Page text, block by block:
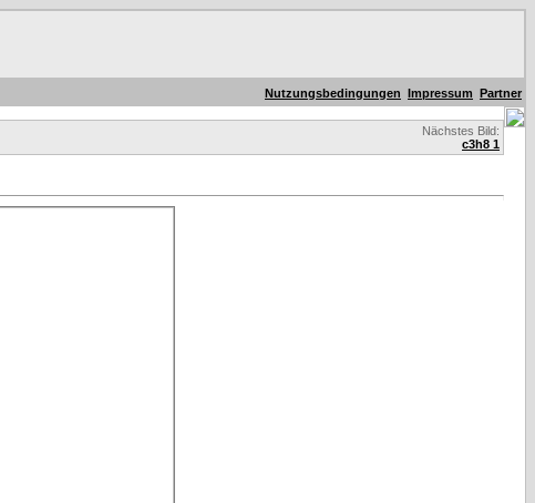
Nutzungsbedingungen Impressum Partner
Nächstes Bild:
c3h8 1